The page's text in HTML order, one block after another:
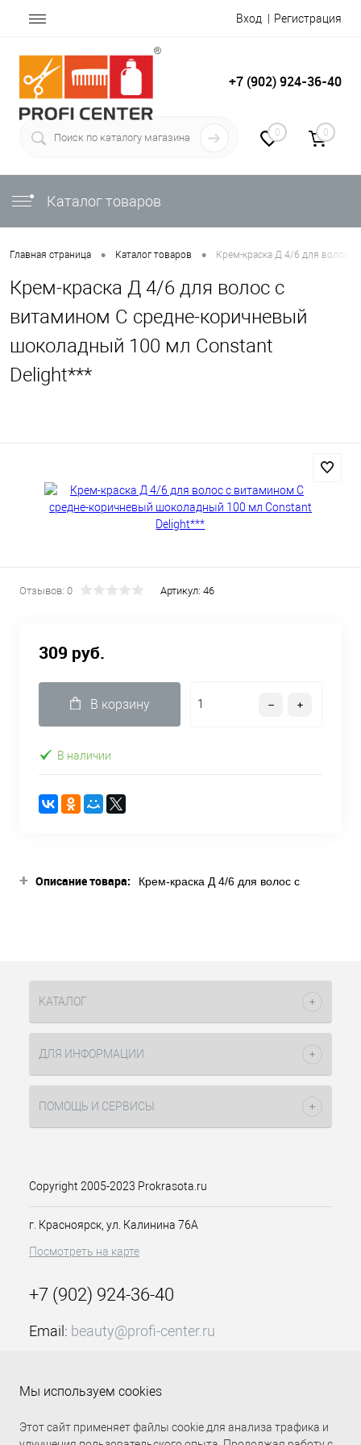
Вход Регистрация
+7 (902) 924-36-40
0 0
Каталог товаров
Главная страница • Каталог товаров • Крем-краска Д 4/6 для волос
Крем-краска Д 4/6 для волос с
витамином С средне-коричневый
шоколадный 100 мл Constant
Delight***
Отзывов: 0 Артикул: 46
309 руб.
В корзину
В наличии
+ Описание товара:
Крем-краска Д 4/6 для волос с
благодаря этому волосы остаются
здоровыми, сияющими. Краситель
концентрации 3% (10vol), 6% (20vol),
9% (30vol) в пропорции один к
в пропорции один к двум.
Кремообразная консистенция
суперсветлый ряд и как
для волос с витамином С средне-
Констант Делайт для получения
Краситель позволяет получить
максимальное осветление на 3-4
цвета, закрасить седину или
нанесения, время выдержки и
Особенности продукта:
КАТАЛОГ
ДЛЯ ИНФОРМАЦИИ
ПОМОЩЬ И СЕРВИСЫ
Copyright 2005-2023 Prokrasota.ru
г. Красноярск, ул. Калинина 76А
Посмотреть на карте
+7 (902) 924-36-40
Email: beauty@profi-center.ru
Прямая связь Profi Center
Мы используем cookies
Этот сайт применяет файлы cookie для анализа трафика и